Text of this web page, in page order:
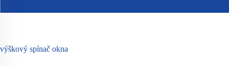
výškový spínač okna